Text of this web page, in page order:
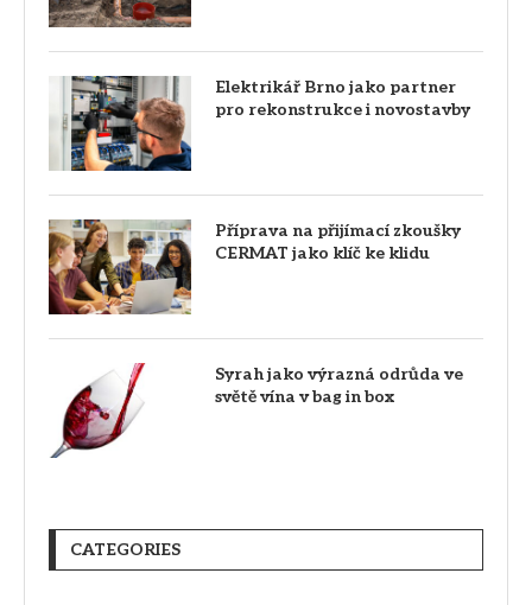
Elektrikář Brno jako partner
pro rekonstrukce i novostavby
Příprava na přijímací zkoušky
CERMAT jako klíč ke klidu
Syrah jako výrazná odrůda ve
světě vína v bag in box
CATEGORIES